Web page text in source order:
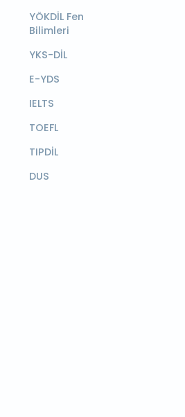
YÖKDİL Fen
Bilimleri
YKS-DİL
E-YDS
IELTS
TOEFL
TIPDİL
DUS